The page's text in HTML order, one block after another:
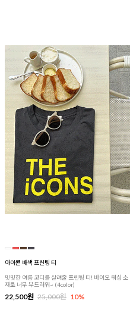
아이콘 배색 프린팅 티
밋밋한 여름 코디를 살려줄 프린팅 티! 바이오 워싱 소
재로 너무 부드러워~ (4color)
22,500원 25,000원 10%